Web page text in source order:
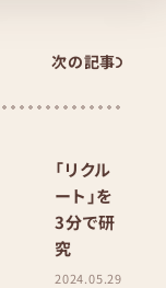
次の記事
「リクル
ート」を
3分で研
究
2024.05.29